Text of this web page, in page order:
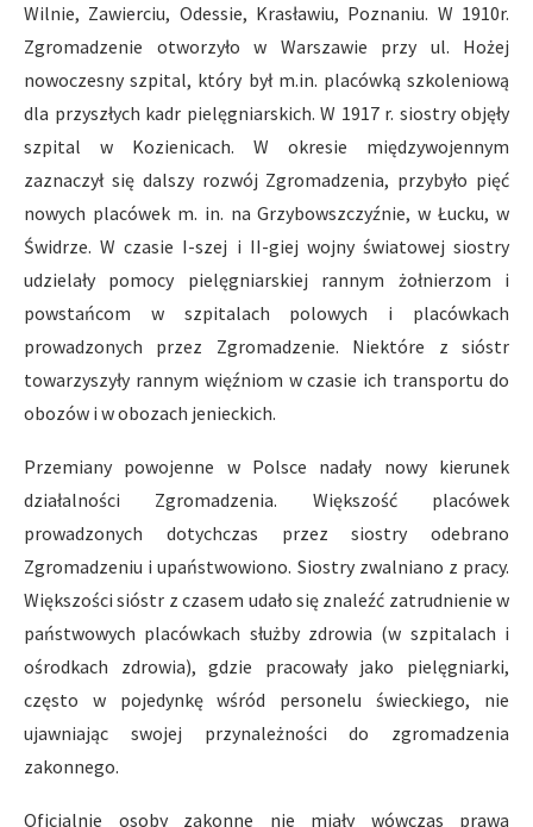
Wilnie, Zawierciu, Odessie, Krasławiu, Poznaniu. W 1910r.
Zgromadzenie otworzyło w Warszawie przy ul. Hożej
nowoczesny szpital, który był m.in. placówką szkoleniową
dla przyszłych kadr pielęgniarskich. W 1917 r. siostry objęły
szpital w Kozienicach. W okresie międzywojennym
zaznaczył się dalszy rozwój Zgromadzenia, przybyło pięć
nowych placówek m. in. na Grzybowszczyźnie, w Łucku, w
Świdrze. W czasie I-szej i II-giej wojny światowej siostry
udzielały pomocy pielęgniarskiej rannym żołnierzom i
powstańcom w szpitalach polowych i placówkach
prowadzonych przez Zgromadzenie. Niektóre z sióstr
towarzyszyły rannym więźniom w czasie ich transportu do
obozów i w obozach jenieckich.
Przemiany powojenne w Polsce nadały nowy kierunek
działalności Zgromadzenia. Większość placówek
prowadzonych dotychczas przez siostry odebrano
Zgromadzeniu i upaństwowiono. Siostry zwalniano z pracy.
Większości sióstr z czasem udało się znaleźć zatrudnienie w
państwowych placówkach służby zdrowia (w szpitalach i
ośrodkach zdrowia), gdzie pracowały jako pielęgniarki,
często w pojedynkę wśród personelu świeckiego, nie
ujawniając swojej przynależności do zgromadzenia
zakonnego.
Oficjalnie osoby zakonne nie miały wówczas prawa